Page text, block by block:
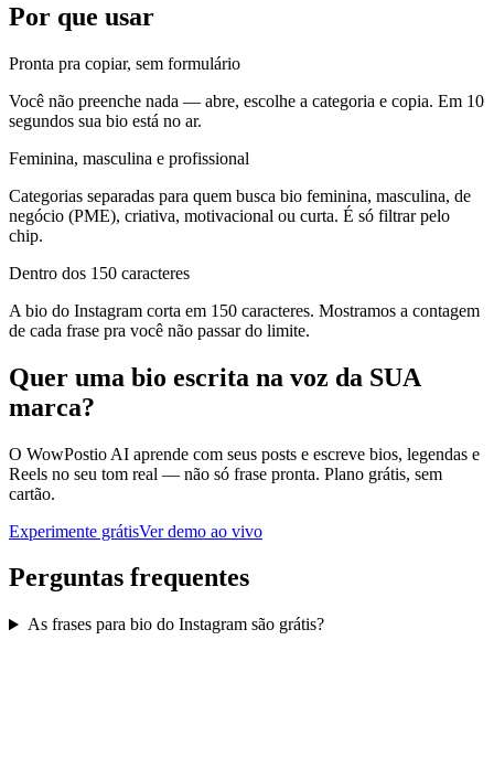
Por que usar
Pronta pra copiar, sem formulário
Você não preenche nada — abre, escolhe a categoria e copia. Em 10
segundos sua bio está no ar.
Feminina, masculina e profissional
Categorias separadas para quem busca bio feminina, masculina, de
negócio (PME), criativa, motivacional ou curta. É só filtrar pelo
chip.
Dentro dos 150 caracteres
A bio do Instagram corta em 150 caracteres. Mostramos a contagem
de cada frase pra você não passar do limite.
Quer uma bio escrita na voz da SUA
marca?
O WowPostio AI aprende com seus posts e escreve bios, legendas e
Reels no seu tom real — não só frase pronta. Plano grátis, sem
cartão.
Experimente grátisVer demo ao vivo
Perguntas frequentes
As frases para bio do Instagram são grátis?